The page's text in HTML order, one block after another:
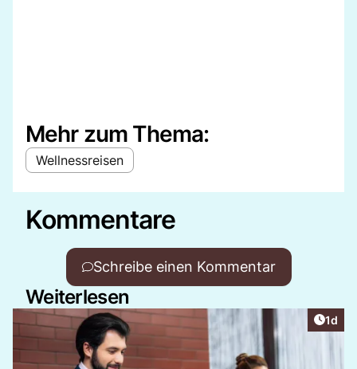
Mehr zum Thema:
Wellnessreisen
Kommentare
Schreibe einen Kommentar
Weiterlesen
1d